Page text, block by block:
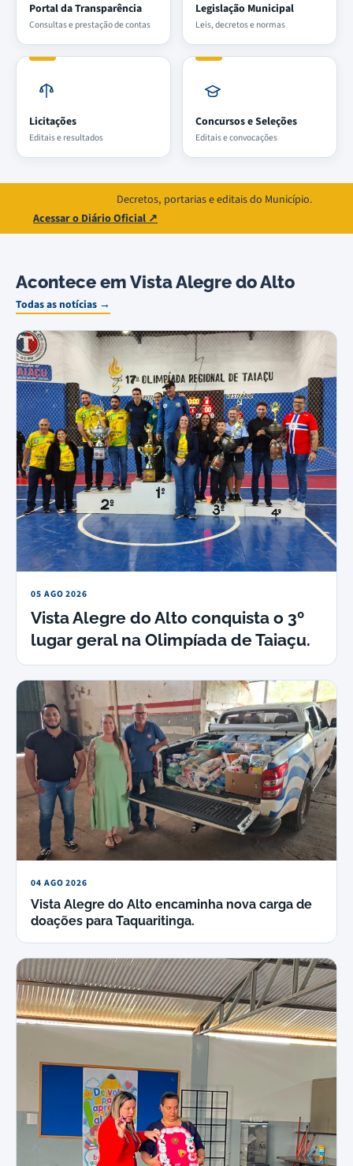
Portal da Transparência
Consultas e prestação de contas
Legislação Municipal
Leis, decretos e normas
Licitações
Editais e resultados
Concursos e Seleções
Editais e convocações
Decretos, portarias e editais do Município.
Acessar o Diário Oficial ↗
Acontece em Vista Alegre do Alto
Todas as notícias →
05 AGO 2026
Vista Alegre do Alto conquista o 3º
lugar geral na Olimpíada de Taiaçu.
04 AGO 2026
Vista Alegre do Alto encaminha nova carga de
doações para Taquaritinga.